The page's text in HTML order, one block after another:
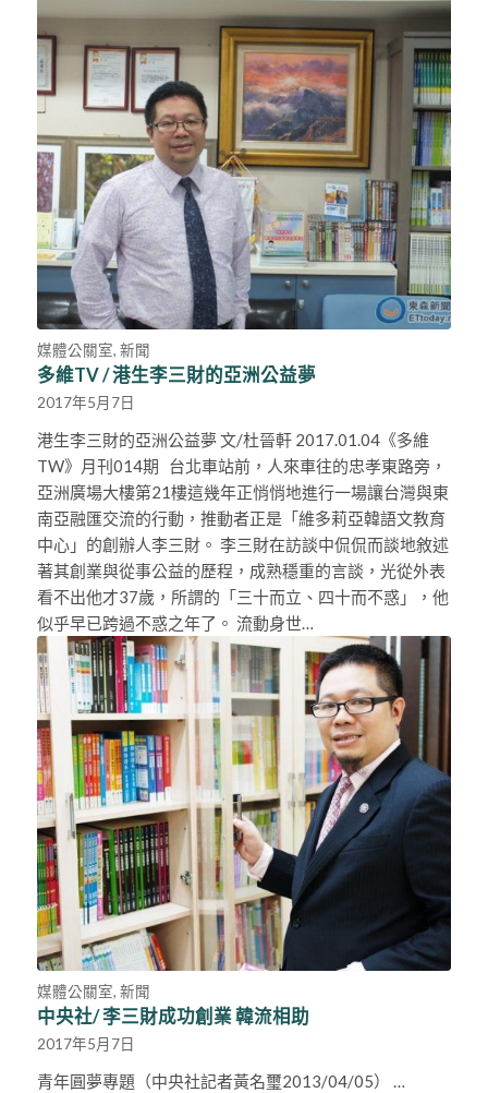
媒體公關室, 新聞
多維TV / 港生李三財的亞洲公益夢
2017年5月7日
港生李三財的亞洲公益夢 文/杜晉軒 2017.01.04《多維
TW》月刊014期 台北車站前，人來車往的忠孝東路旁，
亞洲廣場大樓第21樓這幾年正悄悄地進行一場讓台灣與東
南亞融匯交流的行動，推動者正是「維多莉亞韓語文教育
中心」的創辦人李三財。 李三財在訪談中侃侃而談地敘述
著其創業與從事公益的歷程，成熟穩重的言談，光從外表
看不出他才37歲，所謂的「三十而立、四十而不惑」，他
似乎早已跨過不惑之年了。 流動身世…
媒體公關室, 新聞
中央社/ 李三財成功創業 韓流相助
2017年5月7日
青年圓夢專題（中央社記者黃名璽2013/04/05） …